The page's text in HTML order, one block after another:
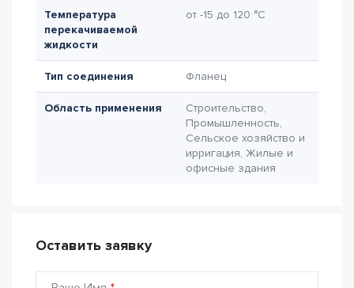
Температура
перекачиваемой
жидкости
от -15 до 120 °C
Тип соединения Фланец
Область применения
Строительство,
Промышленность,
Сельское хозяйство и
ирригация, Жилые и
офисные здания
Оставить заявку